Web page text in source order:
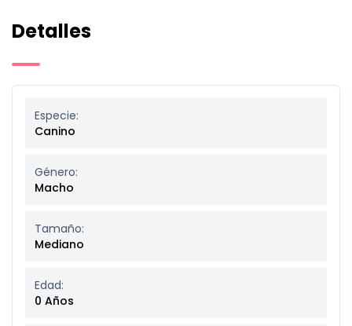
Detalles
Especie:
Canino
Género:
Macho
Tamaño:
Mediano
Edad:
0 Años